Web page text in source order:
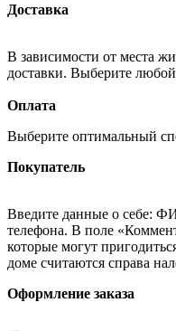
Доставка
В зависимости от места
доставки. Выберите
Оплата
Выберите оптимальный
Покупатель
Введите данные о себе:
телефона. В поле
которые могут
доме считаются справа
Оформление заказа